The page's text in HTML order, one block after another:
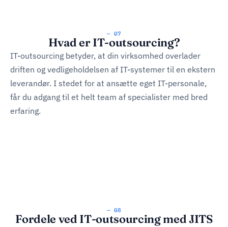
— 07
Hvad er IT-outsourcing?
IT-outsourcing betyder, at din virksomhed overlader
driften og vedligeholdelsen af IT-systemer til en ekstern
leverandør. I stedet for at ansætte eget IT-personale,
får du adgang til et helt team af specialister med bred
erfaring.
— 08
Fordele ved IT-outsourcing med JITS